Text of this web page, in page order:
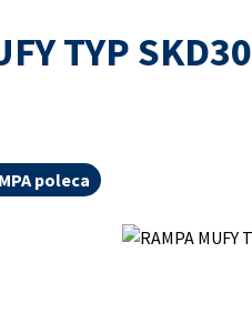
TYP SKD30
poleca